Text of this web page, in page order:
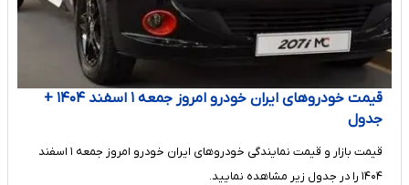
قیمت خودرو‌های ایران خودرو امروز جمعه ۱ اسفند ۱۴۰۴ +
جدول
قیمت بازار و قیمت نمایندگی خودرو‌های ایران خودرو امروز جمعه ۱ اسفند
۱۴۰۴ را در جدول زیر مشاهده نمایید.